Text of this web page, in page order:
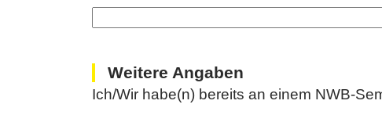
Weitere Angaben
Ich/Wir habe(n) bereits an einem NWB-